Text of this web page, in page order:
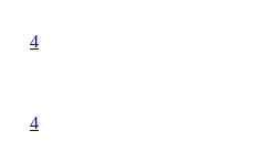
4
4